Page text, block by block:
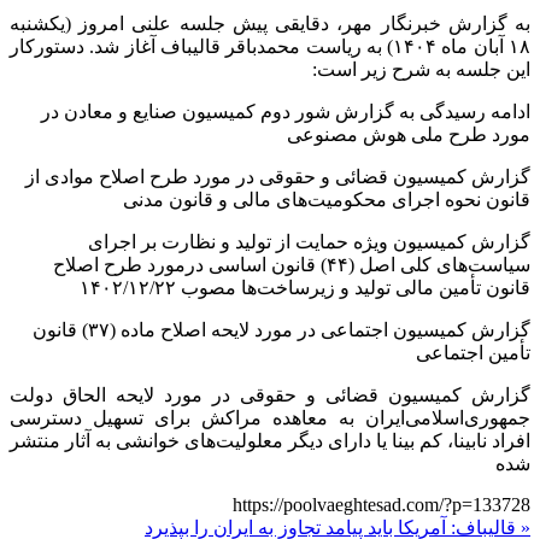
به گزارش خبرنگار مهر، دقایقی پیش جلسه علنی امروز (یکشنبه
۱۸ آبان ماه ۱۴۰۴) به ریاست محمدباقر قالیباف آغاز شد. دستورکار
این جلسه به شرح زیر است:
ادامه رسیدگی به گزارش شور دوم کمیسیون صنایع و معادن در
مورد طرح ملی هوش مصنوعی
گزارش کمیسیون قضائی و حقوقی در مورد طرح اصلاح موادی از
قانون نحوه اجرای محکومیت‌های مالی و قانون مدنی
گزارش کمیسیون ویژه حمایت از تولید و نظارت بر اجرای
سیاست‌های کلی اصل (۴۴) قانون اساسی درمورد طرح اصلاح
قانون تأمین مالی تولید و زیرساخت‌ها مصوب ۱۴۰۲/۱۲/۲۲
گزارش کمیسیون اجتماعی در مورد لایحه اصلاح ماده (۳۷) قانون
تأمین اجتماعی
گزارش کمیسیون قضائی و حقوقی در مورد لایحه الحاق دولت
جمهوری‌اسلامی‌ایران به معاهده مراکش برای تسهیل دسترسی
افراد نابینا، کم بینا یا دارای دیگر معلولیت‌های خوانشی به آثار منتشر
شده
https://poolvaeghtesad.com/?p=133728
« قالیباف: آمریکا باید پیامد تجاوز به ایران را بپذیرد